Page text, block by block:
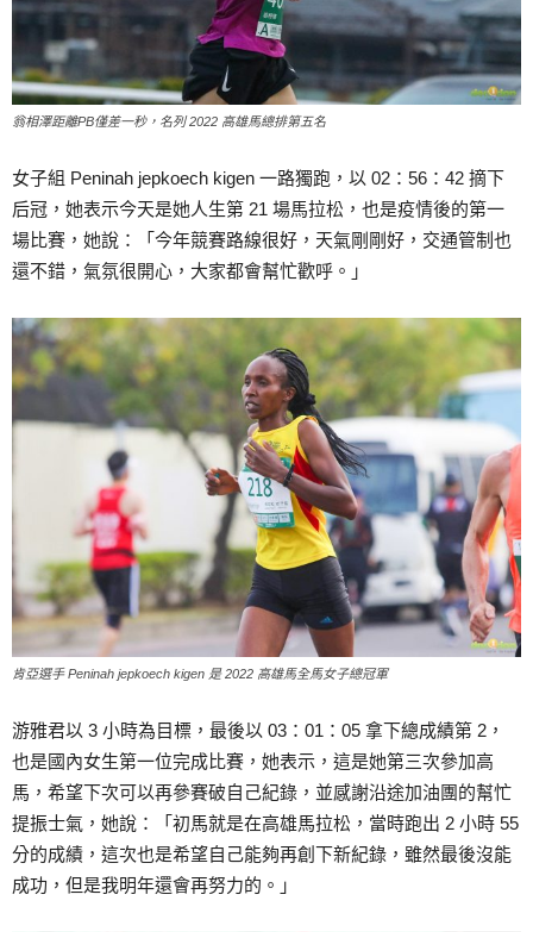
翁相澤距離PB僅差一秒，名列 2022 高雄馬總排第五名
女子組 Peninah jepkoech kigen 一路獨跑，以 02：56：42 摘下
后冠，她表示今天是她人生第 21 場馬拉松，也是疫情後的第一
場比賽，她說：「今年競賽路線很好，天氣剛剛好，交通管制也
還不錯，氣氛很開心，大家都會幫忙歡呼。」
肯亞選手 Peninah jepkoech kigen 是 2022 高雄馬全馬女子總冠軍
游雅君以 3 小時為目標，最後以 03：01：05 拿下總成績第 2，
也是國內女生第一位完成比賽，她表示，這是她第三次參加高
馬，希望下次可以再參賽破自己紀錄，並感謝沿途加油團的幫忙
提振士氣，她說：「初馬就是在高雄馬拉松，當時跑出 2 小時 55
分的成績，這次也是希望自己能夠再創下新紀錄，雖然最後沒能
成功，但是我明年還會再努力的。」